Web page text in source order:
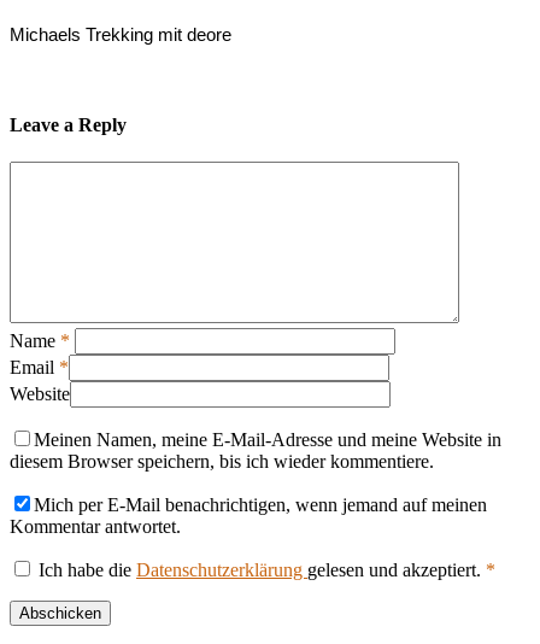
Michaels Trekking mit deore
Leave a Reply
Name *
Email *
Website
Meinen Namen, meine E-Mail-Adresse und meine Website in
diesem Browser speichern, bis ich wieder kommentiere.
Mich per E-Mail benachrichtigen, wenn jemand auf meinen
Kommentar antwortet.
Ich habe die Datenschutzerklärung gelesen und akzeptiert. *